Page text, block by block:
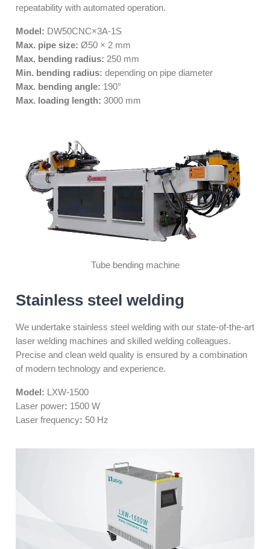
repeatability with automated operation.
Model: DW50CNC×3A-1S
Max. pipe size: Ø50 × 2 mm
Max. bending radius: 250 mm
Min. bending radius: depending on pipe diameter
Max. bending angle: 190°
Max. loading length: 3000 mm
Tube bending machine
Stainless steel welding
We undertake stainless steel welding with our state-of-the-art
laser welding machines and skilled welding colleagues.
Precise and clean weld quality is ensured by a combination
of modern technology and experience.
Model: LXW-1500
Laser power: 1500 W
Laser frequency: 50 Hz